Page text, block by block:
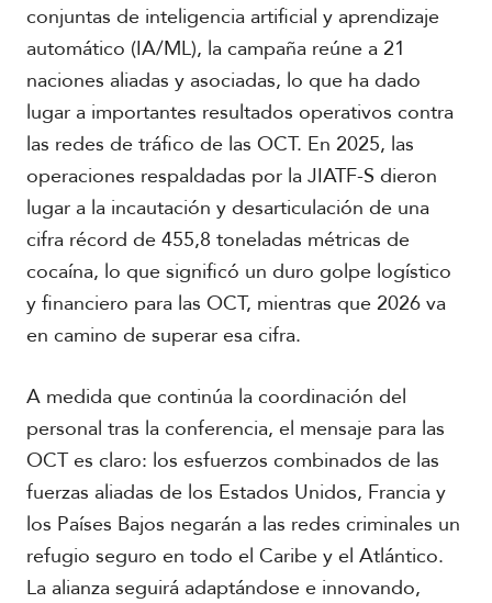
conjuntas de inteligencia artificial y aprendizaje
automático (IA/ML), la campaña reúne a 21
naciones aliadas y asociadas, lo que ha dado
lugar a importantes resultados operativos contra
las redes de tráfico de las OCT. En 2025, las
operaciones respaldadas por la JIATF-S dieron
lugar a la incautación y desarticulación de una
cifra récord de 455,8 toneladas métricas de
cocaína, lo que significó un duro golpe logístico
y financiero para las OCT, mientras que 2026 va
en camino de superar esa cifra.
A medida que continúa la coordinación del
personal tras la conferencia, el mensaje para las
OCT es claro: los esfuerzos combinados de las
fuerzas aliadas de los Estados Unidos, Francia y
los Países Bajos negarán a las redes criminales un
refugio seguro en todo el Caribe y el Atlántico.
La alianza seguirá adaptándose e innovando,